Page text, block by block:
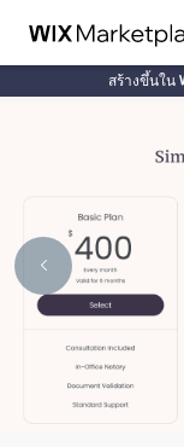
สร้างขึ้นใน